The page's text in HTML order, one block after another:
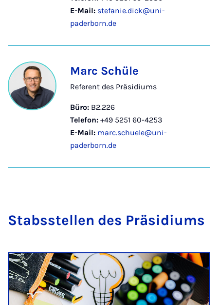
E-Mail: stefanie.dick@uni-
paderborn.de
Marc Schüle
Referent des Präsidiums
Büro: B2.226
Telefon: +49 5251 60-4253
E-Mail: marc.schuele@uni-
paderborn.de
Stab­s­stel­len des Prä­si­di­ums